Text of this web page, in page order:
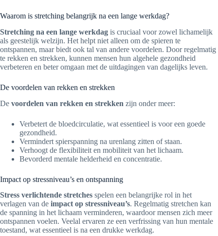
Waarom is stretching belangrijk na een lange werkdag?
Stretching na een lange werkdag is cruciaal voor zowel lichamelijk
als geestelijk welzijn. Het helpt niet alleen om de spieren te
ontspannen, maar biedt ook tal van andere voordelen. Door regelmatig
te rekken en strekken, kunnen mensen hun algehele gezondheid
verbeteren en beter omgaan met de uitdagingen van dagelijks leven.
De voordelen van rekken en strekken
De voordelen van rekken en strekken zijn onder meer:
Verbetert de bloedcirculatie, wat essentieel is voor een goede
gezondheid.
Vermindert spierspanning na urenlang zitten of staan.
Verhoogt de flexibiliteit en mobiliteit van het lichaam.
Bevorderd mentale helderheid en concentratie.
Impact op stressniveau’s en ontspanning
Stress verlichtende stretches spelen een belangrijke rol in het
verlagen van de impact op stressniveau’s. Regelmatig stretchen kan
de spanning in het lichaam verminderen, waardoor mensen zich meer
ontspannen voelen. Veelal ervaren ze een verfrissing van hun mentale
toestand, wat essentieel is na een drukke werkdag.